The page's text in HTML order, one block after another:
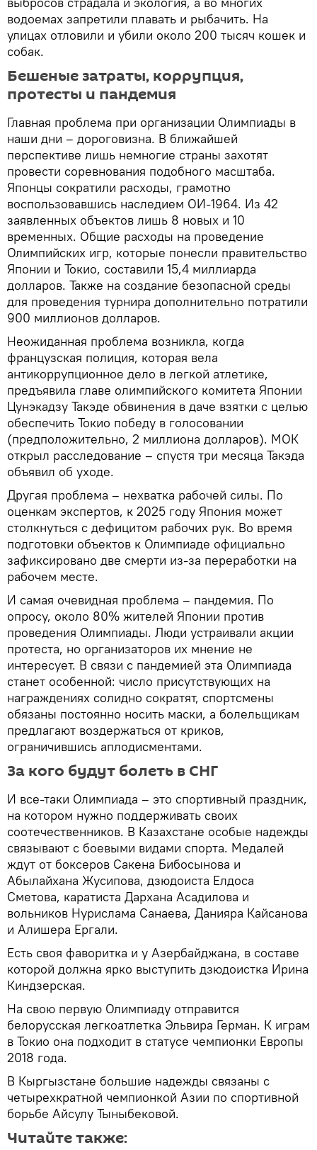
водоемах запретили плавать и рыбачить. На
улицах отловили и убили около 200 тысяч кошек и
собак.
Бешеные затраты, коррупция,
протесты и пандемия
Главная проблема при организации Олимпиады в
наши дни – дороговизна. В ближайшей
перспективе лишь немногие страны захотят
провести соревнования подобного масштаба.
Японцы сократили расходы, грамотно
воспользовавшись наследием ОИ-1964. Из 42
заявленных объектов лишь 8 новых и 10
временных. Общие расходы на проведение
Олимпийских игр, которые понесли правительство
Японии и Токио, составили 15,4 миллиарда
долларов. Также на создание безопасной среды
для проведения турнира дополнительно потратили
900 миллионов долларов.
Неожиданная проблема возникла, когда
французская полиция, которая вела
антикоррупционное дело в легкой атлетике,
предъявила главе олимпийского комитета Японии
Цунэкадзу Такэде обвинения в даче взятки с целью
обеспечить Токио победу в голосовании
(предположительно, 2 миллиона долларов). МОК
открыл расследование – спустя три месяца Такэда
объявил об уходе.
Другая проблема – нехватка рабочей силы. По
оценкам экспертов, к 2025 году Япония может
столкнуться с дефицитом рабочих рук. Во время
подготовки объектов к Олимпиаде официально
зафиксировано две смерти из-за переработки на
рабочем месте.
И самая очевидная проблема – пандемия. По
опросу, около 80% жителей Японии против
проведения Олимпиады. Люди устраивали акции
протеста, но организаторов их мнение не
интересует. В связи с пандемией эта Олимпиада
станет особенной: число присутствующих на
награждениях солидно сократят, спортсмены
обязаны постоянно носить маски, а болельщикам
предлагают воздержаться от криков,
ограничившись аплодисментами.
За кого будут болеть в СНГ
И все-таки Олимпиада – это спортивный праздник,
на котором нужно поддерживать своих
соотечественников. В Казахстане особые надежды
связывают с боевыми видами спорта. Медалей
ждут от боксеров Сакена Бибосынова и
Абылайхана Жусипова, дзюдоиста Елдоса
Сметова, каратиста Дархана Асадилова и
вольников Нурислама Санаева, Данияра Кайсанова
и Алишера Ергали.
Есть своя фаворитка и у Азербайджана, в составе
которой должна ярко выступить дзюдоистка Ирина
Киндзерская.
На свою первую Олимпиаду отправится
белорусская легкоатлетка Эльвира Герман. К играм
в Токио она подходит в статусе чемпионки Европы
2018 года.
В Кыргызстане большие надежды связаны с
четырехкратной чемпионкой Азии по спортивной
борьбе Айсулу Тыныбековой.
Читайте также: